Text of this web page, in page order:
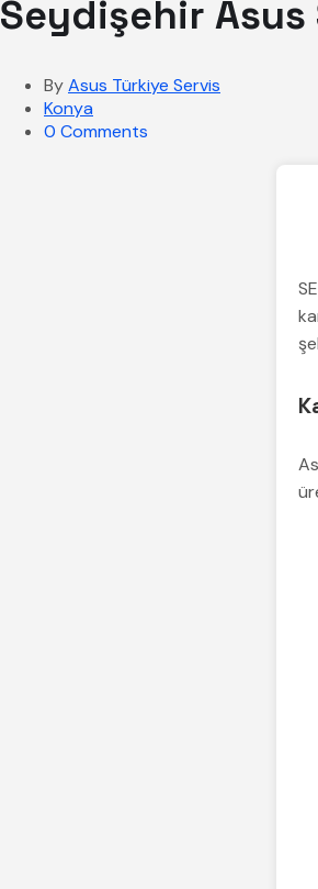
Seydişehir Asus
ByAsus Türkiye Servis
Konya
0 Comments